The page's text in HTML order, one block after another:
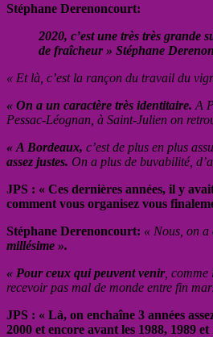
Stéphane Derenoncourt:
2020, c’est une très très grande
de fraîcheur » Stéphane
« Et là, c’est la rançon du travail du
« On a un caractère très identitaire. A
Pessac-Léognan, à Saint-Julien on
« A Bordeaux, c’est de plus en plus
assez justes. On a plus de buvabilité,
JPS : « Ces dernières années, il y
comment vous organisez vous
Stéphane Derenoncourt: « Nous, on a
millésime ».
« Pour ceux qui peuvent venir, comme
recevoir pas mal de monde entre fin
JPS : « Là, on enchaîne 3 années
2000 et encore avant les 1988, 1989